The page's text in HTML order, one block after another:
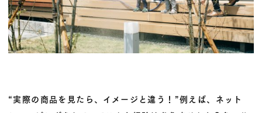
“実際の商品を見たら、イメージと違う！”例えば、ネット